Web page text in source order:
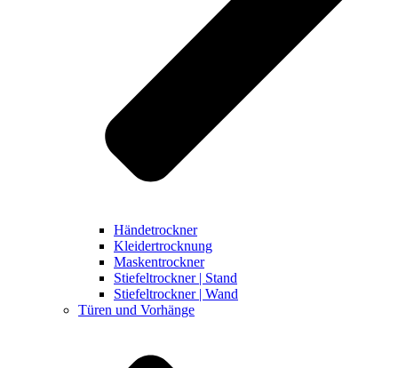
Händetrockner
Kleidertrocknung
Maskentrockner
Stiefeltrockner | Stand
Stiefeltrockner | Wand
Türen und Vorhänge